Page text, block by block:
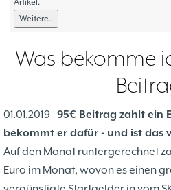
09.10
Jugendmannschaften
26.05 Landesebene
Blitz-/Schnellschach-
17.08 Hammerstraßenfest 3
21.05 Hiltruper Frühlingsfest/
21.05 Schach in der JVA 2
16.02 Problemschach 5
Artikel.
Weitere..
Was bekomme
01.01.2019 95€ Beitrag zahlt ein
bekommt er dafür - und ist das
Auf den Monat runtergerechnet
Euro im Monat, wovon es einen